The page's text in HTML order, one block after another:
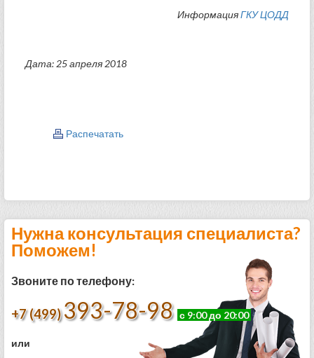
ИнформацияГКУ ЦОДД
Дата: 25 апреля 2018
Распечатать
Нужна консультация специалиста?
Поможем!
Звоните по телефону:
+7 (499) 393-78-98 с 9:00 до 20:00
или